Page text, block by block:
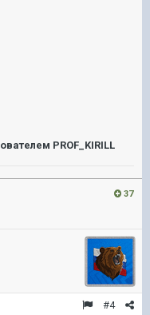
PROF_KIRILL
37
#4